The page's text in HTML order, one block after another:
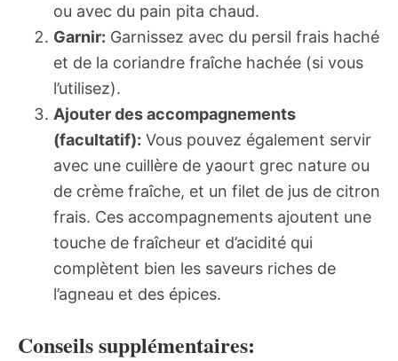
ou avec du pain pita chaud.
Garnir: Garnissez avec du persil frais haché
et de la coriandre fraîche hachée (si vous
l’utilisez).
Ajouter des accompagnements
(facultatif): Vous pouvez également servir
avec une cuillère de yaourt grec nature ou
de crème fraîche, et un filet de jus de citron
frais. Ces accompagnements ajoutent une
touche de fraîcheur et d’acidité qui
complètent bien les saveurs riches de
l’agneau et des épices.
Conseils supplémentaires: